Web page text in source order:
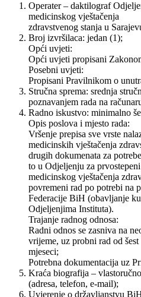
Operater – daktilograf
medicinskog vještačenja
zdravstvenog stanja u
Broj izvršilaca: jedan (1);
Opći uvjeti:
Opći uvjeti propisani
Posebni uvjeti:
Propisani Pravilnikom o
Stručna sprema: srednja
poznavanjem rada na
Radno iskustvo: minimalno
Opis poslova i mjesto rada:
Vršenje prepisa sve vrste
medicinskih vještačenja
drugih dokumenata za
to u Odjeljenju za
medicinskog vještačenja
povremeni rad po potrebi na
Federacije BiH (obavljanje
Odjeljenjima Instituta).
Trajanje radnog odnosa:
Radni odnos se zasniva na
vrijeme, uz probni rad od šest
mjeseci;
Potrebna dokumentacija uz
Kraća biografija –
(adresa, telefon, e-mail);
Uvjerenje o državljanstvu